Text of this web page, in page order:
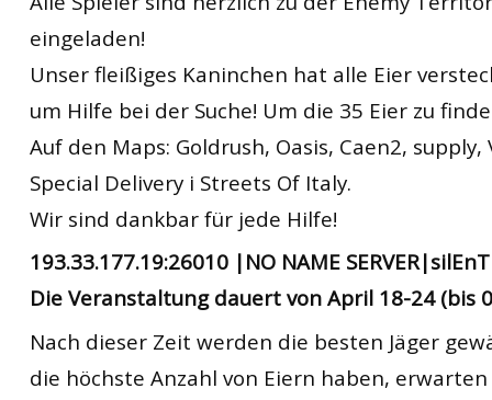
eingeladen!
Unser fleißiges Kaninchen hat alle Eier
um Hilfe bei der Suche! Um die 35 Eier zu
Auf den Maps: Goldrush, Oasis, Caen2, supply,
Special Delivery i Streets Of Italy.
Wir sind dankbar für jede Hilfe!
193.33.177.19:26010 |NO NAME
Die Veranstaltung dauert von April 18-24 (bis
Nach dieser Zeit werden die besten Jäger
die höchste Anzahl von Eiern haben, erwarten